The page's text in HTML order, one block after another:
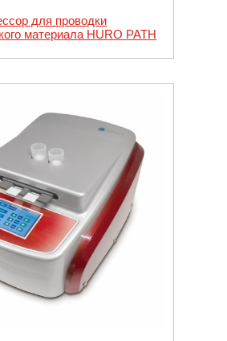
для проводки
материала HURO PATH